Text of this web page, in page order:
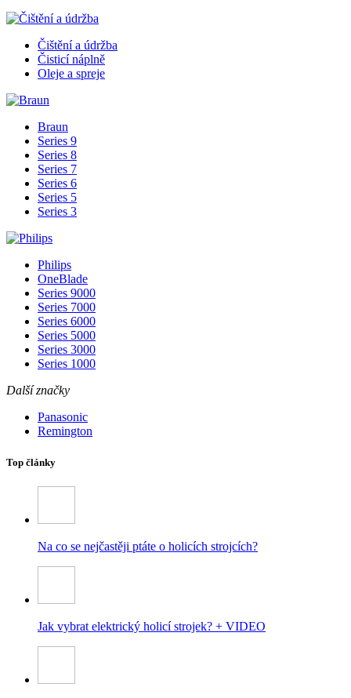
Čištění a údržba
Čisticí náplně
Oleje a spreje
Braun
Series 9
Series 8
Series 7
Series 6
Series 5
Series 3
Philips
OneBlade
Series 9000
Series 7000
Series 6000
Series 5000
Series 3000
Series 1000
Další značky
Panasonic
Remington
Top články
Na co se nejčastěji ptáte o holicích strojcích?
Jak vybrat elektrický holicí strojek? + VIDEO